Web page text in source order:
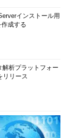
インストール用
成する
析プラットフォー
リリース